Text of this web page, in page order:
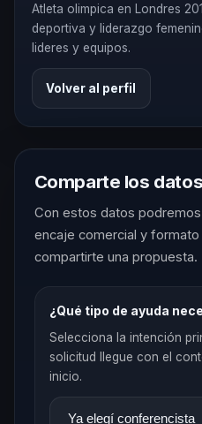
Atleta olimpica en Londres
deportiva y liderazgo
lideres y equipos.
Volver al perfil
Comparte los
Con estos datos
encaje comercial y
compartirte una propuesta.
¿Qué tipo de ayuda
Selecciona la intención
solicitud llegue con el
inicio.